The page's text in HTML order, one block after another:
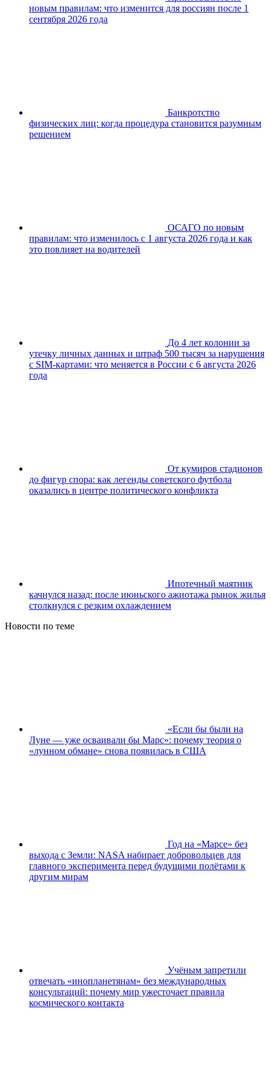
новым правилам: что изменится для россиян после 1
сентября 2026 года
Банкротство
физических лиц: когда процедура становится разумным
решением
ОСАГО по новым
правилам: что изменилось с 1 августа 2026 года и как
это повлияет на водителей
До 4 лет колонии за
утечку личных данных и штраф 500 тысяч за нарушения
с SIM-картами: что меняется в России с 6 августа 2026
года
От кумиров стадионов
до фигур спора: как легенды советского футбола
оказались в центре политического конфликта
Ипотечный маятник
качнулся назад: после июньского ажиотажа рынок жилья
столкнулся с резким охлаждением
Новости по теме
«Если бы были на
Луне — уже осваивали бы Марс»: почему теория о
«лунном обмане» снова появилась в США
Год на «Марсе» без
выхода с Земли: NASA набирает добровольцев для
главного эксперимента перед будущими полётами к
другим мирам
Учёным запретили
отвечать «инопланетянам» без международных
консультаций: почему мир ужесточает правила
космического контакта